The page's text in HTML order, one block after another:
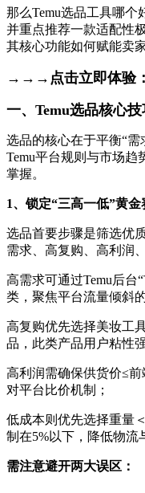
那么Temu选品工具哪个
并重点推荐一款适配性
其核心功能如何赋能卖
→→→点击立即体验：
一、Temu选品核心
选品的核心在于平衡“
Temu平台规则与市场
掌握。
1、锁定“三高一低”黄
选品首要步骤是筛选优
需求、高复购、高利润
高需求可通过Temu后台
类，聚焦平台流量倾斜
高复购优先选择美妆工
品，此类产品用户粘性
高利润需确保供货价≤
对平台比价机制；
低成本则优先选择重量
制在5%以下，降低物流
需注意避开两大误区：